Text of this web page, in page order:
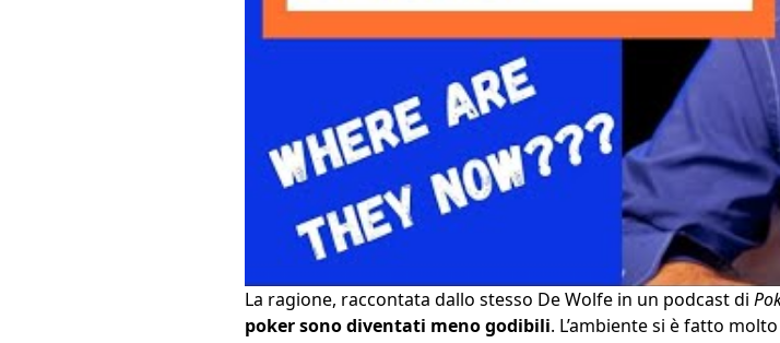
La ragione, raccontata dallo stesso De Wolfe in un podcast di
poker sono diventati meno godibili. L’ambiente si è fatto